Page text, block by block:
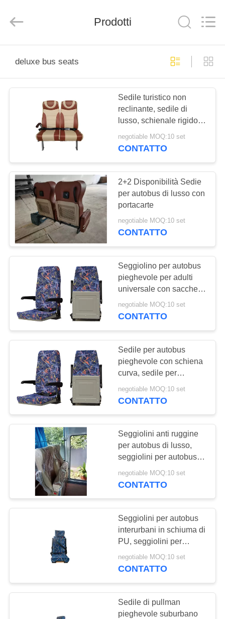
PRODOTTI
CIRCA
GIRO
DELLA
FABBRICA
CONTROLLO
DI
QUALITÀ
CONTATTICI
NOTIZIE
MAPPA
DEL
SITO
PRIVACY
POLICY
Precision
Prodotti
deluxe bus seats
Sedile turistico non
reclinante, sedile di
lusso, schienale rigido
con punto di diamante.
negotiable MOQ:10 set
CONTATTO
2+2 Disponibilità Sedie
per autobus di lusso con
portacarte
negotiable MOQ:10 set
CONTATTO
Seggiolino per autobus
pieghevole per adulti
universale con sacchetto
a maglia di lusso
negotiable MOQ:10 set
CONTATTO
Sedile per autobus
pieghevole con schiena
curva, sedile per
autobus per autocarri,
ritardante la fiamma,
negotiable MOQ:10 set
CONTATTO
Seggiolini anti ruggine
per autobus di lusso,
seggiolini per autobus
interurbani
negotiable MOQ:10 set
CONTATTO
Seggiolini per autobus
interurbani in schiuma di
PU, seggiolini per
pullman di lusso
garantiscono la
negotiable MOQ:10 set
CONTATTO
Sedile di pullman
pieghevole suburbano